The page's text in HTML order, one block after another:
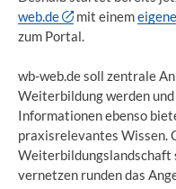
web.de
mit einem
zum Portal.
wb-web.de soll zentrale
Weiterbildung werden
Informationen ebenso
praxisrelevantes Wissen.
Weiterbildungslandschaft
vernetzen runden das